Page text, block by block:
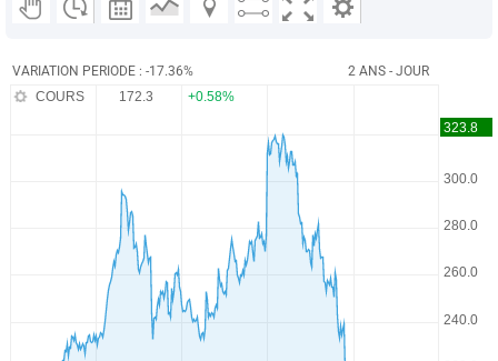
VARIATION PERIODE : -17.36% 2 ANS - JOUR
COURS 172.3 +0.58%